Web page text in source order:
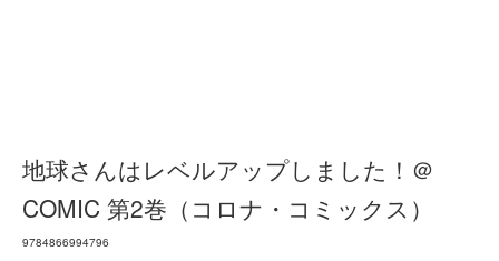
地球さんはレベルアップしました！＠
COMIC 第2巻（コロナ・コミックス）
9784866994796